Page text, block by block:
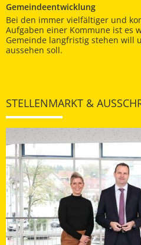
Gemeindeentwicklung
Bei den immer vielfältiger und
Aufgaben einer Kommune ist es
Gemeinde langfristig stehen will
aussehen soll.
STELLENMARKT &